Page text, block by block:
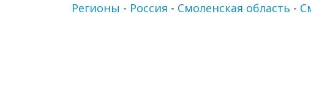
Регионы - Россия - Смоленская область -